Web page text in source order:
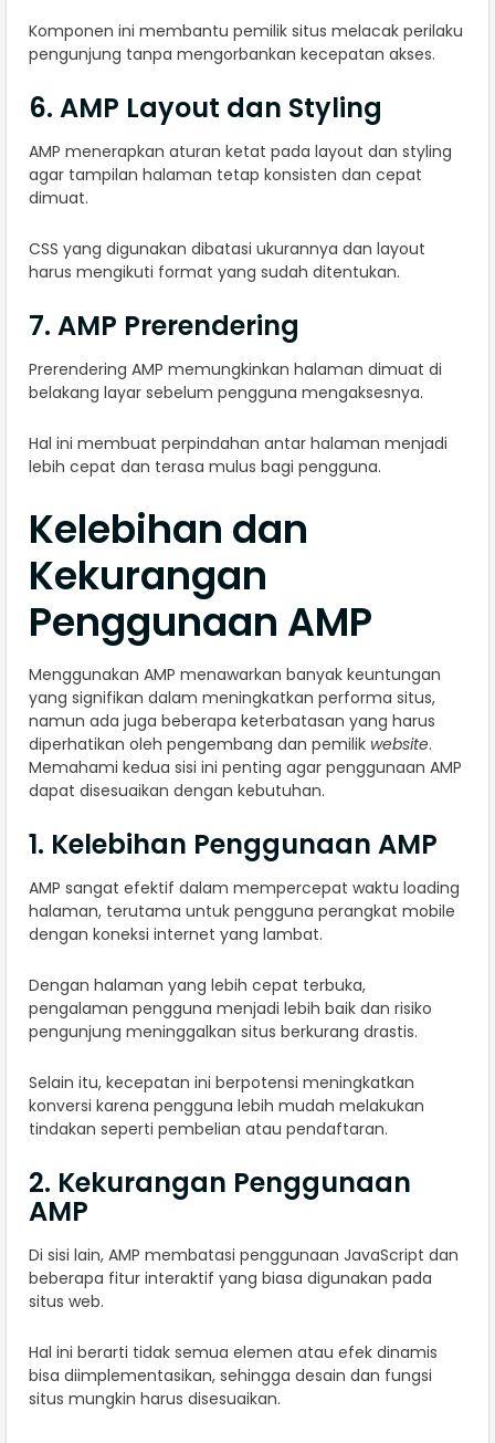
Komponen ini membantu pemilik situs melacak perilaku
pengunjung tanpa mengorbankan kecepatan akses.
6. AMP Layout dan Styling
AMP menerapkan aturan ketat pada layout dan styling
agar tampilan halaman tetap konsisten dan cepat
dimuat.
CSS yang digunakan dibatasi ukurannya dan layout
harus mengikuti format yang sudah ditentukan.
7. AMP Prerendering
Prerendering AMP memungkinkan halaman dimuat di
belakang layar sebelum pengguna mengaksesnya.
Hal ini membuat perpindahan antar halaman menjadi
lebih cepat dan terasa mulus bagi pengguna.
Kelebihan dan
Kekurangan
Penggunaan AMP
Menggunakan AMP menawarkan banyak keuntungan
yang signifikan dalam meningkatkan performa situs,
namun ada juga beberapa keterbatasan yang harus
diperhatikan oleh pengembang dan pemilik website.
Memahami kedua sisi ini penting agar penggunaan AMP
dapat disesuaikan dengan kebutuhan.
1. Kelebihan Penggunaan AMP
AMP sangat efektif dalam mempercepat waktu loading
halaman, terutama untuk pengguna perangkat mobile
dengan koneksi internet yang lambat.
Dengan halaman yang lebih cepat terbuka,
pengalaman pengguna menjadi lebih baik dan risiko
pengunjung meninggalkan situs berkurang drastis.
Selain itu, kecepatan ini berpotensi meningkatkan
konversi karena pengguna lebih mudah melakukan
tindakan seperti pembelian atau pendaftaran.
2. Kekurangan Penggunaan
AMP
Di sisi lain, AMP membatasi penggunaan JavaScript dan
beberapa fitur interaktif yang biasa digunakan pada
situs web.
Hal ini berarti tidak semua elemen atau efek dinamis
bisa diimplementasikan, sehingga desain dan fungsi
situs mungkin harus disesuaikan.